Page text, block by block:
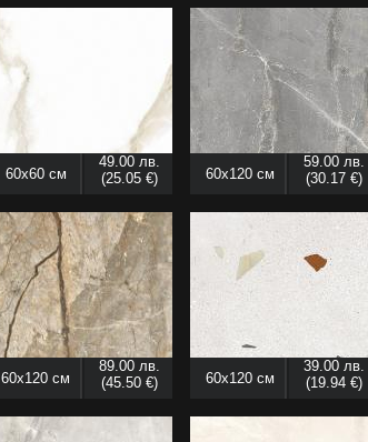
60x60 см
49.00 лв.
(25.05 €)
60x120 см
59.00 лв.
(30.17 €)
60x120 см
89.00 лв.
(45.50 €)
60x120 см
39.00 лв.
(19.94 €)